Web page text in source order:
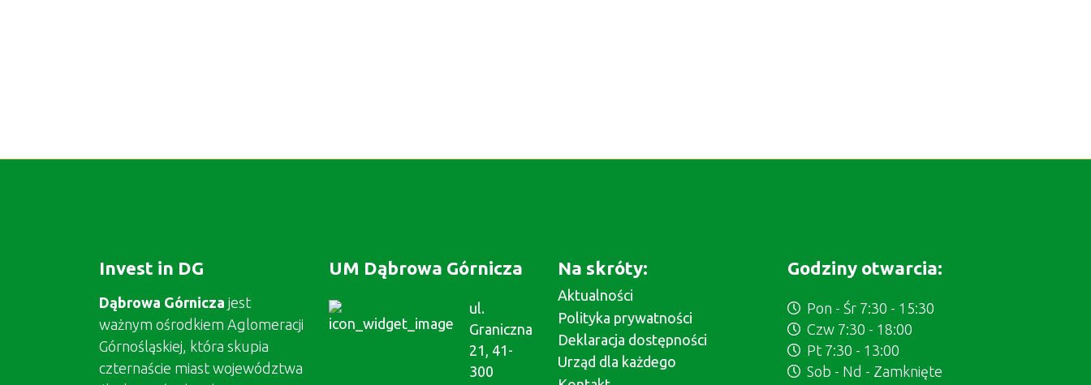
Invest in DG
Dąbrowa Górnicza jest
ważnym ośrodkiem Aglomeracji
Górnośląskiej, która skupia
czternaście miast województwa
UM Dąbrowa Górnicza
ul.
Graniczna
21, 41-
300
Na skróty:
Aktualności
Polityka prywatności
Deklaracja dostępności
Urząd dla każdego
Godziny otwarcia:
Pon - Śr 7:30 - 15:30
Czw 7:30 - 18:00
Pt 7:30 - 13:00
Sob - Nd - Zamknięte